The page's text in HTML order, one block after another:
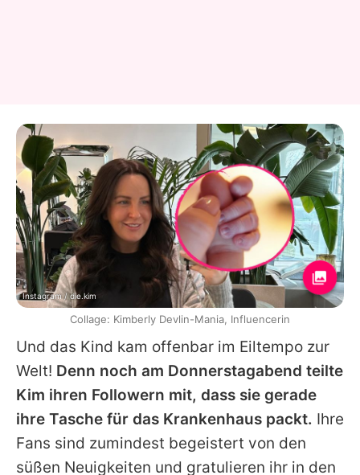
Und das Kind kam offenbar im Eiltempo zur
Welt! Denn noch am Donnerstagabend teilte
Kim ihren Followern mit, dass sie gerade
ihre Tasche für das Krankenhaus packt. Ihre
Fans sind zumindest begeistert von den
süßen Neuigkeiten und gratulieren ihr in den
Instagram / die.kim
Collage: Kimberly Devlin-Mania, Influencerin